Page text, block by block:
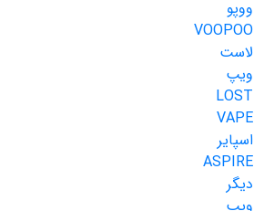
ووپو
VOOPOO
لاست
ویپ
LOST
VAPE
اسپایر
ASPIRE
دیگر
ویپ